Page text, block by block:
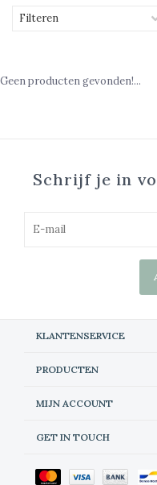
Filteren
Geen producten gevonden!...
Schrijf je in
KLANTENSERVICE
PRODUCTEN
MIJN ACCOUNT
GET IN TOUCH